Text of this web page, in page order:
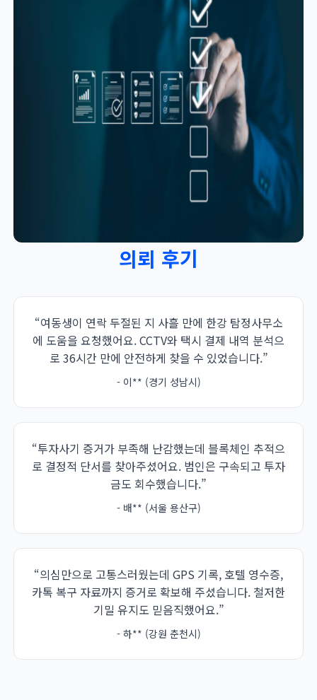
의뢰 후기
“여동생이 연락 두절된 지 사흘 만에 한강 탐정사무소
에 도움을 요청했어요. CCTV와 택시 결제 내역 분석으
로 36시간 만에 안전하게 찾을 수 있었습니다.”
- 이** (경기 성남시)
“투자사기 증거가 부족해 난감했는데 블록체인 추적으
로 결정적 단서를 찾아주셨어요. 범인은 구속되고 투자
금도 회수했습니다.”
- 배** (서울 용산구)
“의심만으로 고통스러웠는데 GPS 기록, 호텔 영수증,
카톡 복구 자료까지 증거로 확보해 주셨습니다. 철저한
기밀 유지도 믿음직했어요.”
- 하** (강원 춘천시)